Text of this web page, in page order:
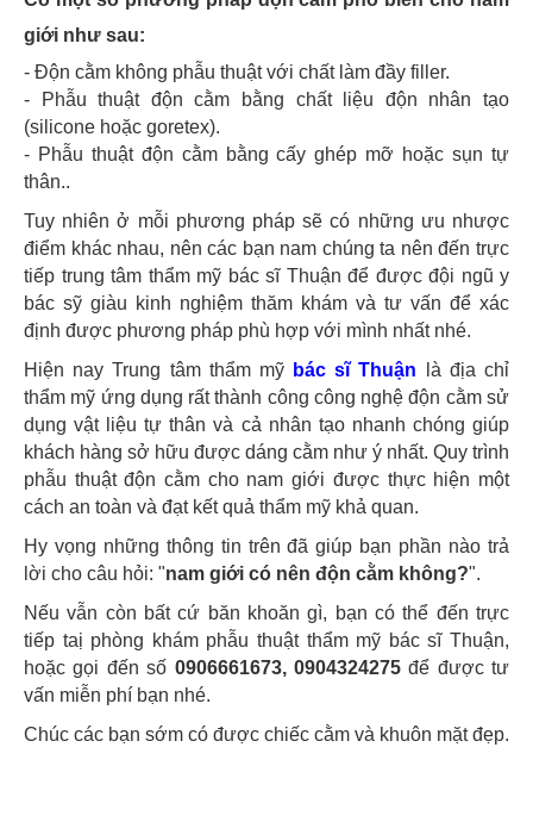
giới như sau:
- Độn cằm không phẫu thuật với chất làm đầy filler.
- Phẫu thuật độn cằm bằng chất liệu độn nhân tạo
(silicone hoặc goretex).
- Phẫu thuật độn cằm bằng cấy ghép mỡ hoặc sụn tự
thân..
Tuy nhiên ở mỗi phương pháp sẽ có những ưu nhược
điểm khác nhau, nên các bạn nam chúng ta nên đến trực
tiếp trung tâm thẩm mỹ bác sĩ Thuận để được đội ngũ y
bác sỹ giàu kinh nghiệm thăm khám và tư vấn để xác
định được phương pháp phù hợp với mình nhất nhé.
Hiện nay Trung tâm thẩm mỹ bác sĩ Thuận là địa chỉ
thẩm mỹ ứng dụng rất thành công công nghệ độn cằm sử
dụng vật liệu tự thân và cả nhân tạo nhanh chóng giúp
khách hàng sở hữu được dáng cằm như ý nhất. Quy trình
phẫu thuật độn cằm cho nam giới được thực hiện một
cách an toàn và đạt kết quả thẩm mỹ khả quan.
Hy vọng những thông tin trên đã giúp bạn phần nào trả
lời cho câu hỏi: "nam giới có nên độn cằm không?".
Nếu vẫn còn bất cứ băn khoăn gì, bạn có thể đến trực
tiếp taị phòng khám phẫu thuật thẩm mỹ bác sĩ Thuận,
hoặc gọi đến số 0906661673, 0904324275để được tư
vấn miễn phí bạn nhé.
Chúc các bạn sớm có được chiếc cằm và khuôn mặt đẹp.